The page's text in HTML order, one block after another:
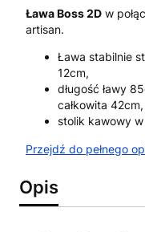
Ława Boss 2D w
artisan.
Ława stabilnie
12cm,
długość ławy
całkowita 42cm,
stolik kawowy
Przejdź do pełnego
Opis